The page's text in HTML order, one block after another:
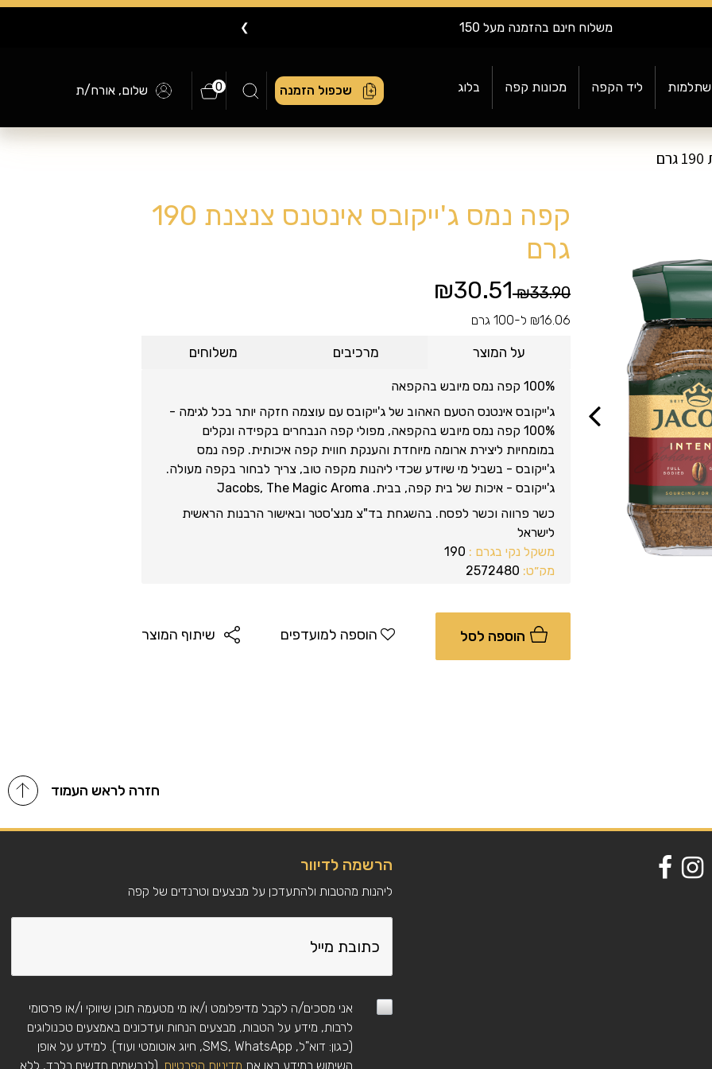
משלוח חינם בהזמנה מעל 150 ❯
שכפול הזמנה 0 שלום, אורח/ת ליד הקפה מכונות קפה בלוג
Previous
קפה נמס ג'ייקובס אינטנס צנצנת 190
גרם
Price reduced from
₪33.90
to
₪30.51
₪16.06 ל-100 גרם
על המוצר מרכיבים משלוחים
100% קפה נמס מיובש בהקפאה
ג'ייקובס אינטנס הטעם האהוב של ג'ייקובס עם עוצמה חזקה יותר בכל לגימה -
100% קפה נמס מיובש בהקפאה, מפולי קפה הנבחרים בקפידה ונקלים
במומחיות ליצירת ארומה מיוחדת והענקת חווית קפה איכותית. קפה נמס
ג'ייקובס - בשביל מי שיודע שכדי ליהנות מקפה טוב, צריך לבחור בקפה מעולה.
ג'ייקובס - איכות של בית קפה, בבית. Jacobs, The Magic Aroma
כשר פרווה וכשר לפסח. בהשגחת בד"צ מנצ'סטר ובאישור הרבנות הראשית
לישראל
משקל נקי בגרם : 190
מק״ט: 2572480
רוסי
הוספה למועדפים שיתוף המוצר
חזרה לראש העמוד
הרשמה לדיוור
ליהנות מהטבות ולהתעדכן על מבצעים וטרנדים של קפה
אני מסכים/ה לקבל מדיפלומט ו/או מי מטעמה תוכן שיווקי ו/או פרסומי
לרבות, מידע על הטבות, מבצעים הנחות ועדכונים באמצעים טכנולוגים
(כגון: דוא"ל, SMS, WhatsApp, חיוג אוטומטי ועוד). למידע על אופן
השימוש במידע ראו את מדיניות הפרטיות . (לנרשמים חדשים בלבד, ללא